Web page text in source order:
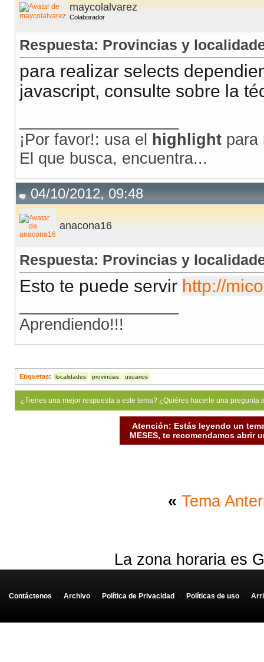
maycolalvarez
Colaborador
Respuesta: Provincias y
para realizar selects
javascript, consulte sobre la
¡Por favor!: usa el highlight para
El que busca, encuentra...
04/10/2012, 09:48
anacona16
Respuesta: Provincias y
Esto te puede servir http://
Aprendiendo!!!
Etiquetas: localidades provincias usuarios
¿Tienes una mejor respuesta a este tema? ¿Quiéres hacerle una
Atención: Estás leyendo un
MESES, te recomendamos abrir
« Tema
La zona horaria es
Contáctenos - Archivo - Política de Privacidad - Políticas de uso -